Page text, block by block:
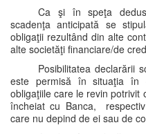
Ca şi în speţa
scadenţa anticipată se
obligaţii rezultând din alte
alte societăţi financiare/de
Posibilitatea declarării
este permisă în situaţia în
obligaţiile care le revin potrivit
încheiat cu Banca,
care nu depind de ei sau de